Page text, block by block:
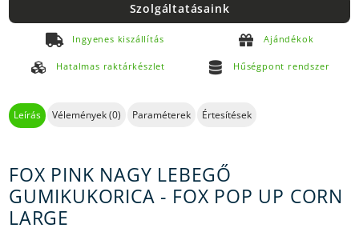
Szolgáltatásaink
Ingyenes kiszállítás Ajándékok
Hatalmas raktárkészlet Hűségpont rendszer
Leírás Vélemények (0) Paraméterek Értesítések
FOX PINK NAGY LEBEGŐ
GUMIKUKORICA - FOX POP UP CORN
LARGE